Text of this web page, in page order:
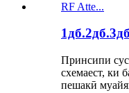
Принсипи
схемаест, ки
пешакӣ